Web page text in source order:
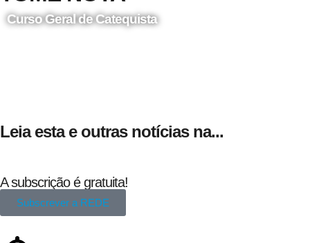
Curso Geral de Catequista
Leia esta e outras notícias na...
A subscrição é gratuita!
Subscrever a REDE